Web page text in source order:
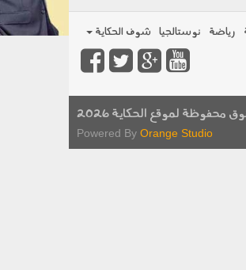
رياضة نوستالجيا شوف الحكاية
محفوظة لموقع الحكاية 2026
Powered By Orange Studio